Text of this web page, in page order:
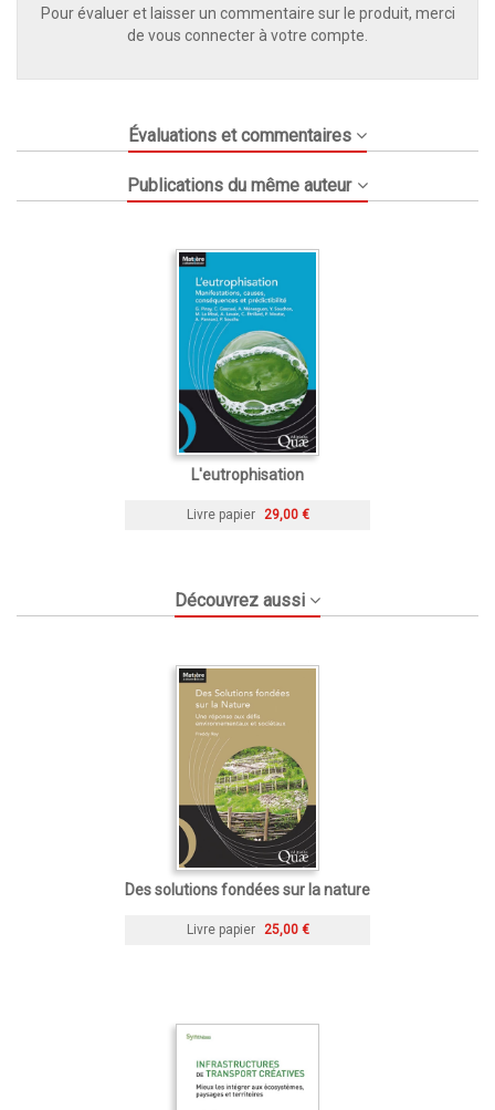
Pour évaluer et laisser un commentaire sur le produit, merci
de vous connecter à votre compte.
Évaluations et commentaires
Publications du même auteur
L'eutrophisation
Livre papier 29,00 €
Découvrez aussi
Des solutions fondées sur la nature
Livre papier 25,00 €